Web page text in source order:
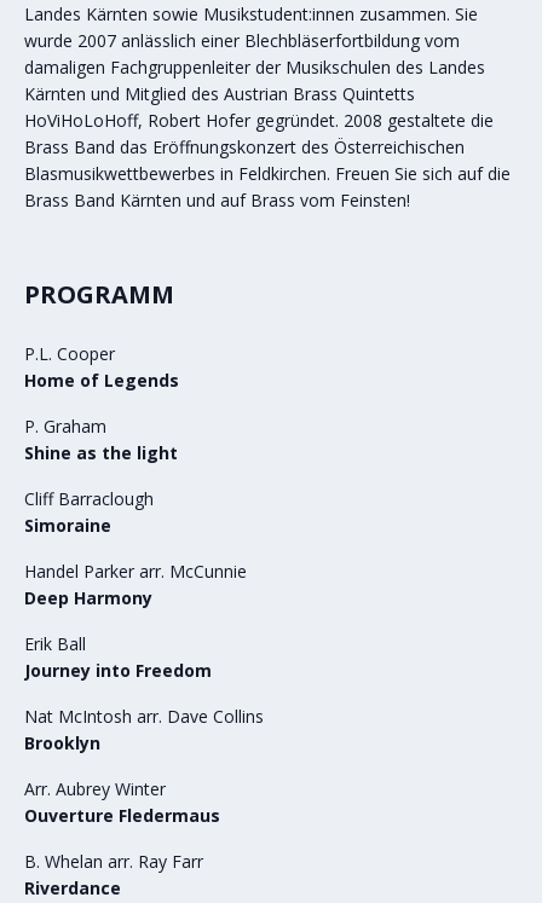
Landes Kärnten sowie Musikstudent:innen zusammen. Sie
wurde 2007 anlässlich einer Blechbläserfortbildung vom
damaligen Fachgruppenleiter der Musikschulen des Landes
Kärnten und Mitglied des Austrian Brass Quintetts
HoViHoLoHoff, Robert Hofer gegründet. 2008 gestaltete die
Brass Band das Eröffnungskonzert des Österreichischen
Blasmusikwettbewerbes in Feldkirchen. Freuen Sie sich auf die
Brass Band Kärnten und auf Brass vom Feinsten!
PROGRAMM
P.L. Cooper
Home of Legends
P. Graham
Shine as the light
Cliff Barraclough
Simoraine
Handel Parker arr. McCunnie
Deep Harmony
Erik Ball
Journey into Freedom
Nat McIntosh arr. Dave Collins
Brooklyn
Arr. Aubrey Winter
Ouverture Fledermaus
B. Whelan arr. Ray Farr
Riverdance